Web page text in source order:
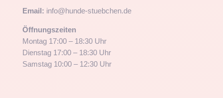
Email: info@hunde-stuebchen.de
Öffnungszeiten
Montag 17:00 – 18:30 Uhr
Dienstag 17:00 – 18:30 Uhr
Samstag 10:00 – 12:30 Uhr